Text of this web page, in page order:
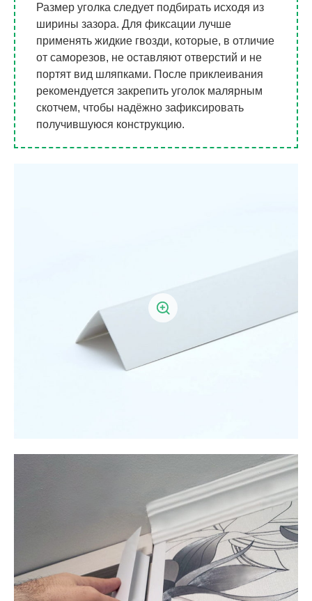
Размер уголка следует подбирать исходя из
ширины зазора. Для фиксации лучше
применять жидкие гвозди, которые, в отличие
от саморезов, не оставляют отверстий и не
портят вид шляпками. После приклеивания
рекомендуется закрепить уголок малярным
скотчем, чтобы надёжно зафиксировать
получившуюся конструкцию.